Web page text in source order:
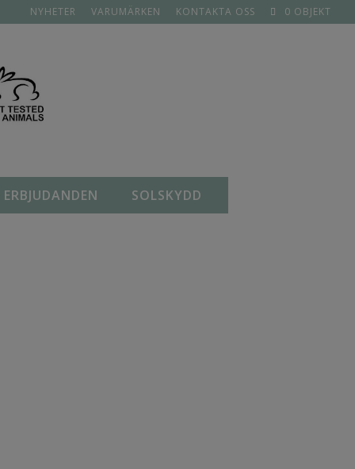
NYHETER VARUMÄRKEN KONTAKTA OSS 0 OBJEKT
ERBJUDANDEN SOLSKYDD